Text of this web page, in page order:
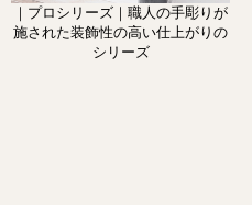
｜プロシリーズ｜職人の手彫りが
施された装飾性の高い仕上がりの
シリーズ